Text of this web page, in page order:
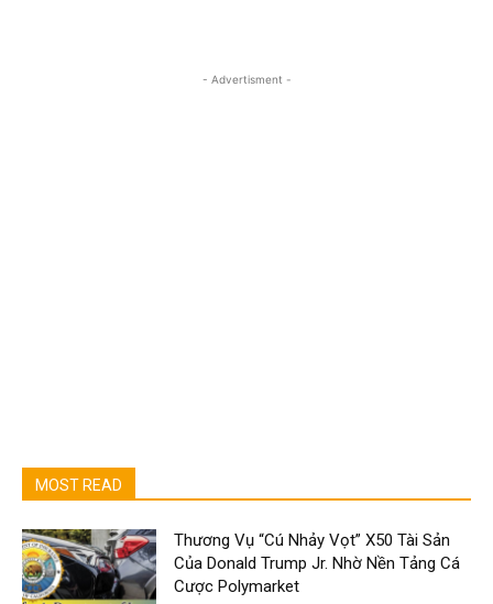
- Advertisment -
MOST READ
Thương Vụ “Cú Nhảy Vọt” X50 Tài Sản
Của Donald Trump Jr. Nhờ Nền Tảng Cá
Cược Polymarket